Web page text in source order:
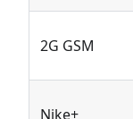
2G GSM
Nike+